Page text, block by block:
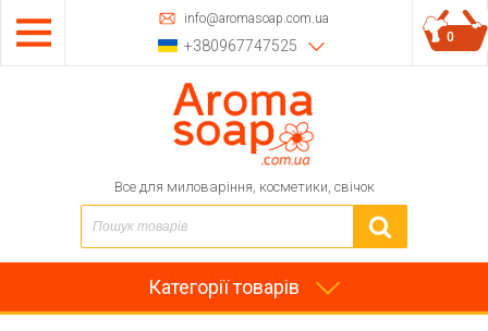
info@aromasoap.com.ua
+380967747525
Все для миловаріння, косметики, свічок
0
Категорії товарів